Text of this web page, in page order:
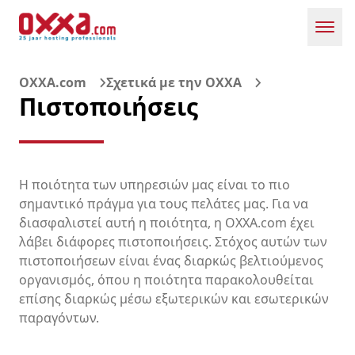
OXXA.com Σχετικά με την OXXA
Πιστοποιήσεις
Η ποιότητα των υπηρεσιών μας είναι το πιο
σημαντικό πράγμα για τους πελάτες μας. Για να
διασφαλιστεί αυτή η ποιότητα, η OXXA.com έχει
λάβει διάφορες πιστοποιήσεις. Στόχος αυτών των
πιστοποιήσεων είναι ένας διαρκώς βελτιούμενος
οργανισμός, όπου η ποιότητα παρακολουθείται
επίσης διαρκώς μέσω εξωτερικών και εσωτερικών
παραγόντων.